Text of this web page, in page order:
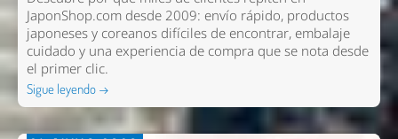
JaponShop.com desde 2009: envío rápido, productos
japoneses y coreanos difíciles de encontrar, embalaje
cuidado y una experiencia de compra que se nota desde
el primer clic.
Sigue leyendo →